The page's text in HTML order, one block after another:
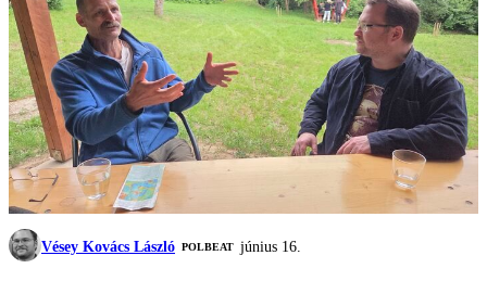
Vésey Kovács László ‎POLBEAT június 16.